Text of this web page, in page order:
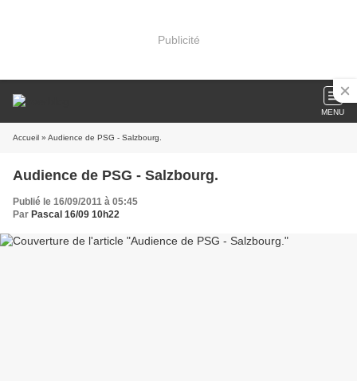
Publicité
MENU
Accueil » Audience de PSG - Salzbourg.
Audience de PSG - Salzbourg.
Publié le 16/09/2011 à 05:45
Par Pascal 16/09 10h22